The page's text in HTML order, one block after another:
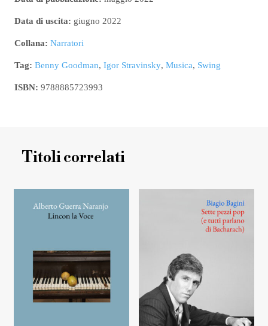
Data di uscita: giugno 2022
Collana: Narratori
Tag: Benny Goodman, Igor Stravinsky, Musica, Swing
ISBN: 9788885723993
Titoli correlati